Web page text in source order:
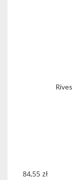
84,55 zł